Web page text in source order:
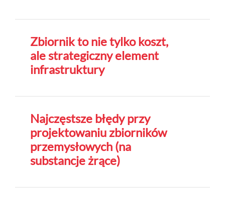
Zbiornik to nie tylko koszt,
ale strategiczny element
infrastruktury
Najczęstsze błędy przy
projektowaniu zbiorników
przemysłowych (na
substancje żrące)